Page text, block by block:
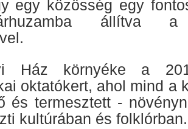
egy közösség egy
állítva a
Ház környéke a
oktatókert, ahol mind a
és termesztett -
kultúrában és folklórban.